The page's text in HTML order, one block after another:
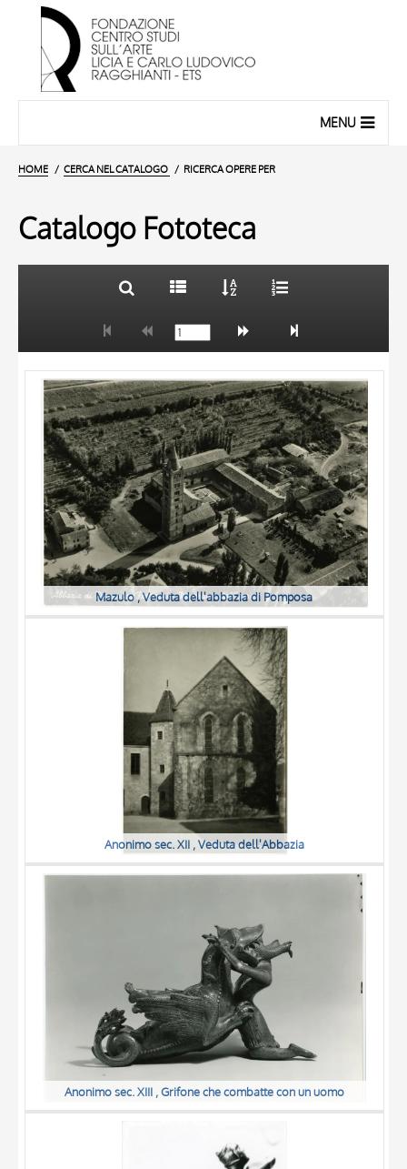
MENU
HOME CERCA NEL CATALOGO RICERCA OPERE PER
Catalogo Fototeca
AUTORE
LOCALIZZAZIONE
DATA
Mazulo , Veduta dell'abbazia di Pomposa
Anonimo sec. XII , Veduta dell'Abbazia
Anonimo sec. XIII , Grifone che combatte con un uomo